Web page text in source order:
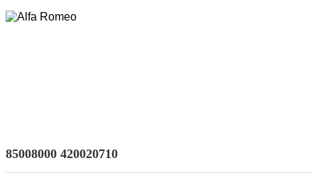
85008000 420020710